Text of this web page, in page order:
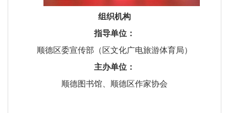
组织机构
指导单位：
顺德区委宣传部（区文化广电旅游体育局）
主办单位：
顺德图书馆、顺德区作家协会